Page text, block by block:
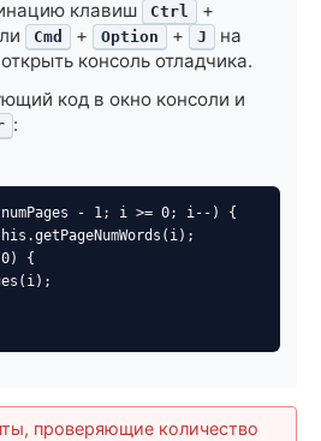
клавиш
Ctrl +
Cmd + Option + J
на
консоль отладчика.
код в окно консоли и
:
- 1; i >= 0; i--) {
{
проверяющие количество